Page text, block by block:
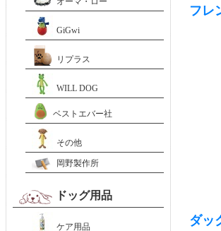
フレ
ダッ
GiGwi
リプラス
WILL DOG
ベストエバー社
その他
岡野製作所
ドッグ用品
ケア用品